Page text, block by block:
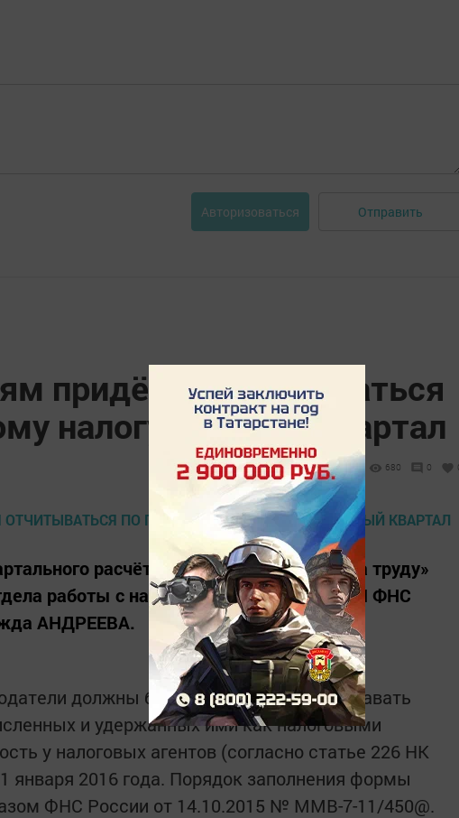
Авторизоваться Отправить
придётся отчитываться
налогу каждый квартал
680 0
расчёта по НДФЛ газете «Слава труду»
работы с налогоплательщиками МРИ ФНС
АНДРЕЕВА.
должны будут ежеквартально подавать
и удержанных ими как налоговыми
у налоговых агентов (согласно статье 226 НК
января 2016 года. Порядок заполнения формы
ФНС России от 14.10.2015 № ММВ-7-11/450@.